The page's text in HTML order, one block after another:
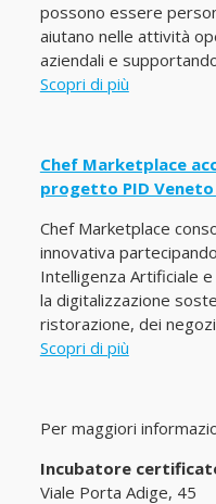
possono essere
aiutano nelle attività
aziendali e
Scopri di più
Chef Marketplace
progetto PID
Chef Marketplace
innovativa
Intelligenza Artificiale
la digitalizzazione
ristorazione, dei
Scopri di più
Per maggiori
Incubatore
Viale Porta Adige, 45